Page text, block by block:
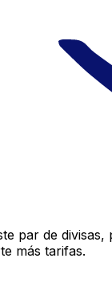
par de
más tarifas.